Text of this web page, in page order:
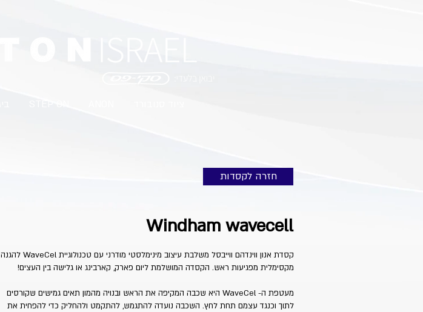
חזרה לקסדות
Windham wavecell
קסדת אנון ווינדהם ווייבסל משלבת עיצוב מינימלסטי מודרני עם טכנולוגיית WaveCel להגנה
מקסימלית מפגיעות ראש. הקסדה המושלמת ליום פארק, קארבינג או גלישה בין העצים!
מעטפת ה- WaveCel היא שכבה המקיפה את הראש ובנויה מהמון תאים גמישים שקורסים
לתוך וכנגד עצמם תחת לחץ. השכבה נועדה להתגמש, להתקמט ולהחליק כדי להפחית את